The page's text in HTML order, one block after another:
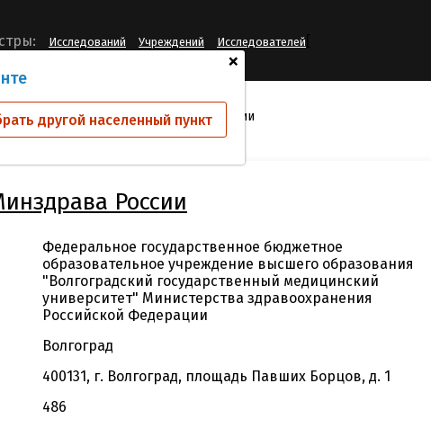
+
другой населенный пункт
Исследований Учреждений Исследователей
ФГБОУ ВО ВолгГМУ Минздрава России
России
Федеральное государственное бюджетное
образовательное учреждение высшего образования
"Волгоградский государственный медицинский
университет" Министерства здравоохранения
Российской Федерации
Волгоград
400131, г. Волгоград, площадь Павших Борцов, д. 1
486